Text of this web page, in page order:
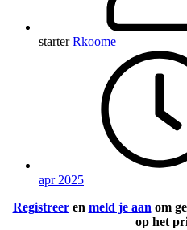
starter Rkoome
apr 2025
Registreeren meld je aan om
op het